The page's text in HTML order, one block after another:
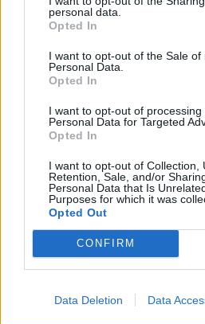
personal data.
Opted In
I want to opt-out of the Sale of
Personal Data.
Opted In
I want to opt-out of processing
Personal Data for Targeted
Opted In
I want to opt-out of Collection,
Retention, Sale, and/or
Personal Data that Is
Purposes for which it was
Opted Out
CONFIRM
Data Deletion Data
sukeliančių medžiagų,
maždaug trečdalis
vartoti uždraustas
pedagogui tai liudija labai
priklausomybę sukeliančių
prieinamumą: „Kalbant
„veipus“, manau,
reikėtų laikytis ir toliau.
amžiaus žmonės, kaip yra